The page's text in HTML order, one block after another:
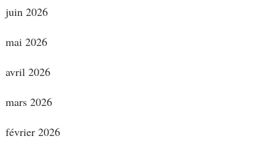
juin 2026
mai 2026
avril 2026
mars 2026
février 2026